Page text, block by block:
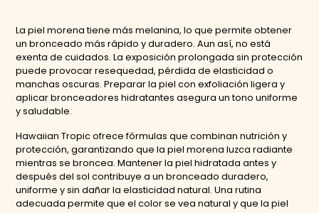
La piel morena tiene más melanina, lo que permite obtener
un bronceado más rápido y duradero. Aun así, no está
exenta de cuidados. La exposición prolongada sin protección
puede provocar resequedad, pérdida de elasticidad o
manchas oscuras. Preparar la piel con exfoliación ligera y
aplicar bronceadores hidratantes asegura un tono uniforme
y saludable.
Hawaiian Tropic ofrece fórmulas que combinan nutrición y
protección, garantizando que la piel morena luzca radiante
mientras se broncea. Mantener la piel hidratada antes y
después del sol contribuye a un bronceado duradero,
uniforme y sin dañar la elasticidad natural. Una rutina
adecuada permite que el color se vea natural y que la piel